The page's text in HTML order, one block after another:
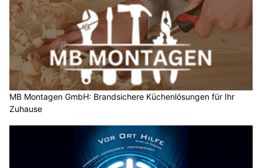
MB Montagen GmbH: Brandsichere Küchenlösungen für Ihr
Zuhause